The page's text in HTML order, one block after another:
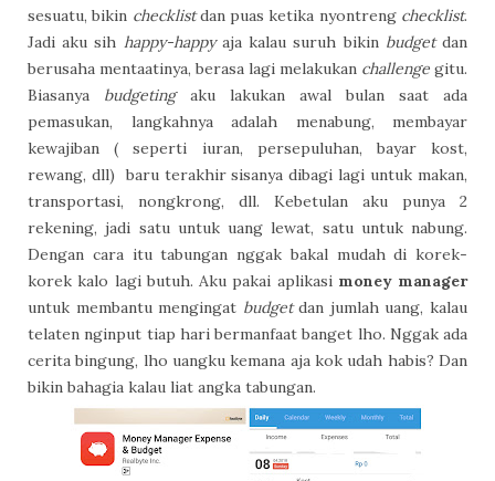
sesuatu, bikin checklistdan puas ketika nyontreng checklist.
Jadi aku sih happy-happy aja kalau suruh bikin budgetdan
berusaha mentaatinya, berasa lagi melakukan challenge gitu.
Biasanya budgetingaku lakukan awal bulan saat ada
pemasukan, langkahnya adalah menabung, membayar
kewajiban ( seperti iuran, persepuluhan, bayar kost,
rewang, dll) baru terakhir sisanya dibagi lagi untuk makan,
transportasi, nongkrong, dll. Kebetulan aku punya 2
rekening, jadi satu untuk uang lewat, satu untuk nabung.
Dengan cara itu tabungan nggak bakal mudah di korek-
korek kalo lagi butuh. Aku pakai aplikasi money manager
untuk membantu mengingat budgetdan jumlah uang, kalau
telaten nginput tiap hari bermanfaat banget lho. Nggak ada
cerita bingung, lho uangku kemana aja kok udah habis? Dan
bikin bahagia kalau liat angka tabungan.